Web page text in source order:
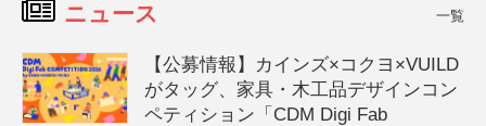
ニュース 一覧
【公募情報】カインズ×コクヨ×VUILD
がタッグ、家具・木工品デザインコン
ペティション「CDM Digi Fab